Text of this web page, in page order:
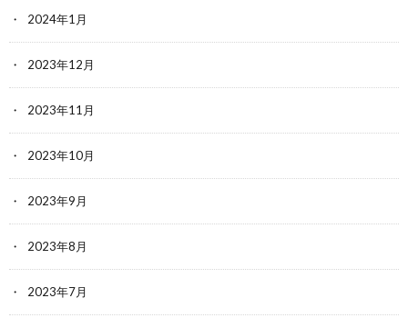
2024年1月
2023年12月
2023年11月
2023年10月
2023年9月
2023年8月
2023年7月